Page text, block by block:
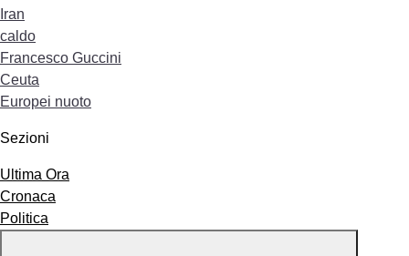
Iran
caldo
Francesco Guccini
Ceuta
Europei nuoto
Sezioni
Ultima Ora
Cronaca
Politica